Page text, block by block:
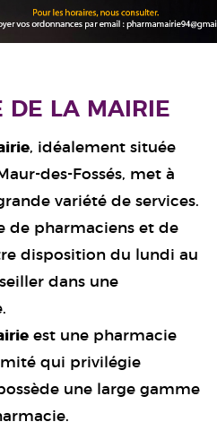
DE LA MAIRIE
, idéalement située
des-Fossés, met à
variété de services.
de pharmaciens et de
disposition du lundi au
dans une
est une pharmacie
qui privilégie
une large gamme